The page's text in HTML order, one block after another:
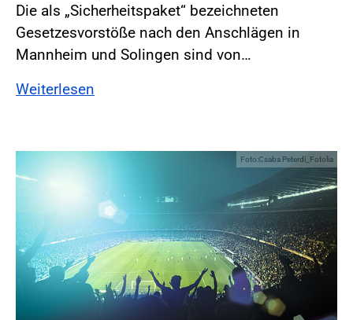
Die als „Sicherheitspaket“ bezeichneten
Gesetzesvorstöße nach den Anschlägen in
Mannheim und Solingen sind von…
Weiterlesen
Foto:Csaba Peterdi_Fotolia